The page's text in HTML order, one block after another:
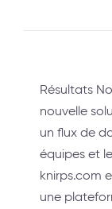
Résultats
nouvelle
un flux de
équipes et
knirps.com
une